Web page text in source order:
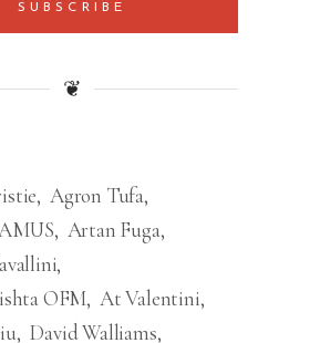
SUBSCRIBE
❦
Agron Tufa
Artan Fuga
OFM At Valentini
David Walliams